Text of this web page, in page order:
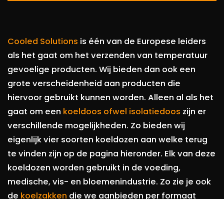
Cooled Solutions is één van de Europese leiders
als het gaat om het verzenden van temperatuur
gevoelige producten. Wij bieden dan ook een
grote verscheidenheid aan producten die
hiervoor gebruikt kunnen worden. Alleen al als het
gaat om een koeldoos ofwel isolatiedoos zijn er
verschillende mogelijkheden. Zo bieden wij
eigenlijk vier soorten koeldozen aan welke terug
te vinden zijn op de pagina hieronder. Elk van deze
koeldozen worden gebruikt in de voeding,
medische, vis- en bloemenindustrie. Zo zie je ook
de koelzakken die we aanbieden per formaat